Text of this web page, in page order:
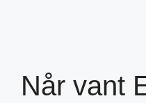
Når vant